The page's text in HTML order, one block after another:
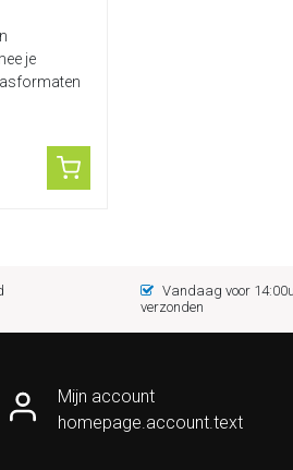
je
Vandaag voor
verzonden
Mijn account
homepage.account.text